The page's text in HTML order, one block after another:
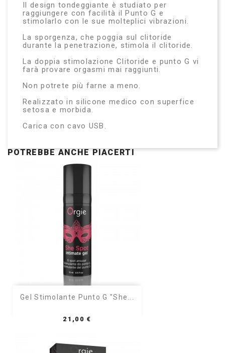
Il design tondeggiante è studiato per
raggiungere con facilità il Punto G e
stimolarlo con le sue molteplici vibrazioni.
La sporgenza, che poggia sul clitoride
durante la penetrazione, stimola il clitoride.
La doppia stimolazione Clitoride e punto G vi
farà provare orgasmi mai raggiunti.
Non potrete più farne a meno.
Realizzato in silicone medico con superfice
setosa e morbida.
Carica con cavo USB.
POTREBBE ANCHE PIACERTI
Gel Stimolante Punto G "She...
Prezzo
21,00 €